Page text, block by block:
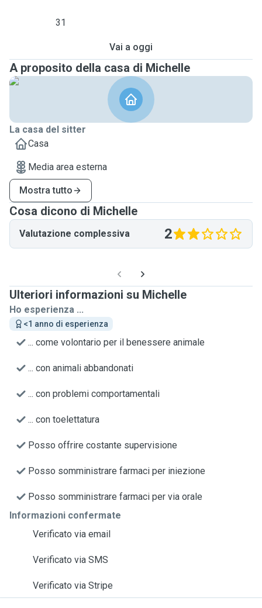
31
Vai a oggi
A proposito della casa di Michelle
La casa del sitter
Casa
Media area esterna
Mostra tutto
Cosa dicono di Michelle
Valutazione complessiva 2
Ulteriori informazioni su Michelle
Ho esperienza ...
<1 anno di esperienza
... come volontario per il benessere animale
... con animali abbandonati
... con problemi comportamentali
... con toelettatura
Posso offrire costante supervisione
Posso somministrare farmaci per iniezione
Posso somministrare farmaci per via orale
Informazioni confermate
Verificato via email
Verificato via SMS
Verificato via Stripe